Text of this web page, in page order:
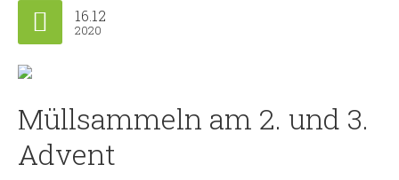
16.12
2020
Müllsammeln am 2. und 3.
Advent